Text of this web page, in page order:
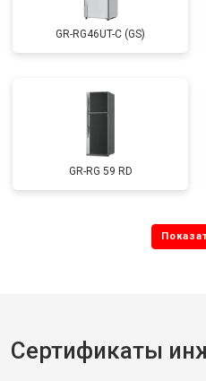
GR-RG46UT-C (GS)
GR-RG 59 RD
Сертификаты